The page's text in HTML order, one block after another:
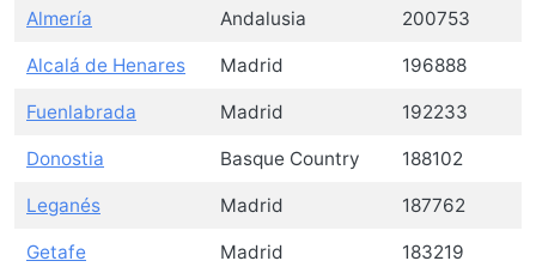
Almería Andalusia 200753
Alcalá de Henares Madrid 196888
Fuenlabrada Madrid 192233
Donostia Basque Country 188102
Leganés Madrid 187762
Getafe Madrid 183219